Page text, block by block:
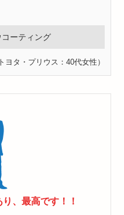
ーティング
ヨタ・プリウス：40代女性）
、最高です！！